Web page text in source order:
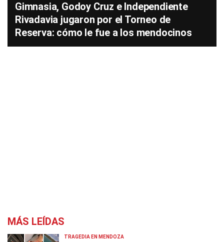
Gimnasia, Godoy Cruz e Independiente
Rivadavia jugaron por el Torneo de
Reserva: cómo le fue a los mendocinos
MÁS LEÍDAS
TRAGEDIA EN MENDOZA